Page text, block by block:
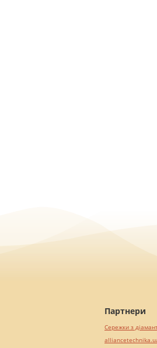
Партнери
Сережки з